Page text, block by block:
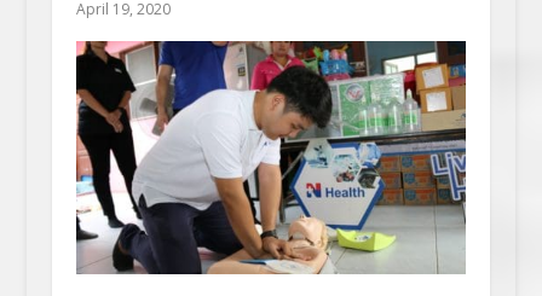
April 19, 2020